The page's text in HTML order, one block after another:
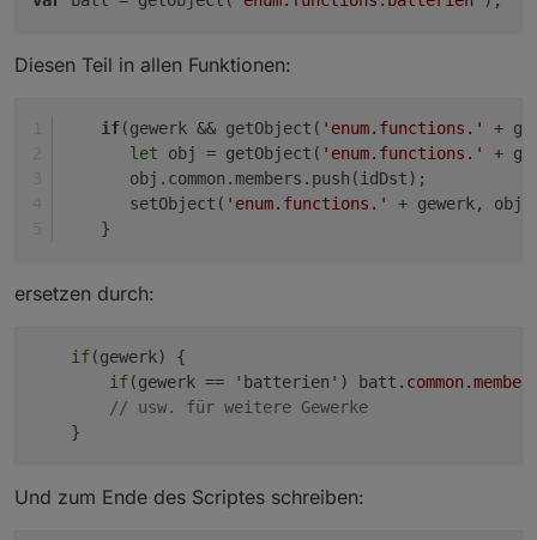
"batterien" verwendet wird ?
Diesen Teil in allen Funktionen:
if(gewerk && getObject( 'enum.functions.'
+
let obj = getObject( 'enum.functions.'
+
       obj.common.members.push(idDst);
       setObject(
'enum.functions.'
+ gewerk,
    }
ersetzen durch:
if(gewerk) {
if(gewerk == 'batterien') batt .common
// usw. für weitere Gewerke
Und zum Ende des Scriptes schreiben: